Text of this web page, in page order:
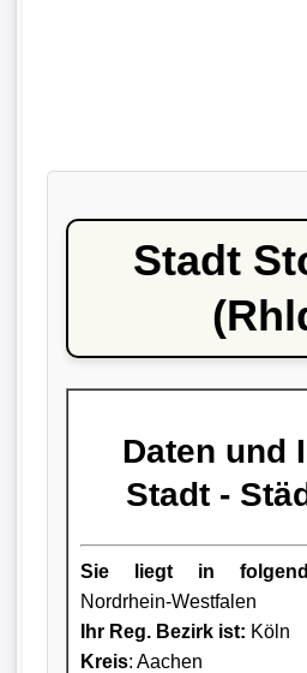
Stadt
Daten und
Stadt -
Sie liegt in
Nordrhein-Westfalen
Ihr Reg. Bezirk ist: Köln
Kreis: Aachen